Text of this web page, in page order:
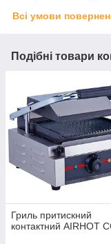
Всі умови
Подібні товари
Гриль притискний
контактний AIRHOT